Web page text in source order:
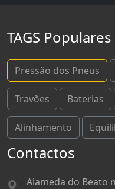
TAGS Populares
Pressão dos Pneus
Travões Baterias
Alinhamento
Contactos
Alameda do Beato